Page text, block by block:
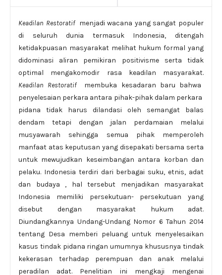
Keadilan Restoratif menjadi wacana yang sangat populer
di seluruh dunia termasuk Indonesia, ditengah
ketidakpuasan masyarakat melihat hukum formal yang
didominasi aliran pemikiran positivisme serta tidak
optimal mengakomodir rasa keadilan masyarakat.
Keadilan Restoratif membuka kesadaran baru bahwa
penyelesaian perkara antara pihak-pihak dalam perkara
pidana tidak harus dilandasi oleh semangat balas
dendam tetapi dengan jalan perdamaian melalui
musyawarah sehingga semua pihak memperoleh
manfaat atas keputusan yang disepakati bersama serta
untuk mewujudkan keseimbangan antara korban dan
pelaku. Indonesia terdiri dari berbagai suku, etnis, adat
dan budaya , hal tersebut menjadikan masyarakat
Indonesia memiliki persekutuan- persekutuan yang
disebut dengan masyarakat hukum adat.
Diundangkannya Undang-Undang Nomor 6 Tahun 2014
tentang Desa memberi peluang untuk menyelesaikan
kasus tindak pidana ringan umumnya khususnya tindak
kekerasan terhadap perempuan dan anak melalui
peradilan adat. Penelitian ini mengkaji mengenai